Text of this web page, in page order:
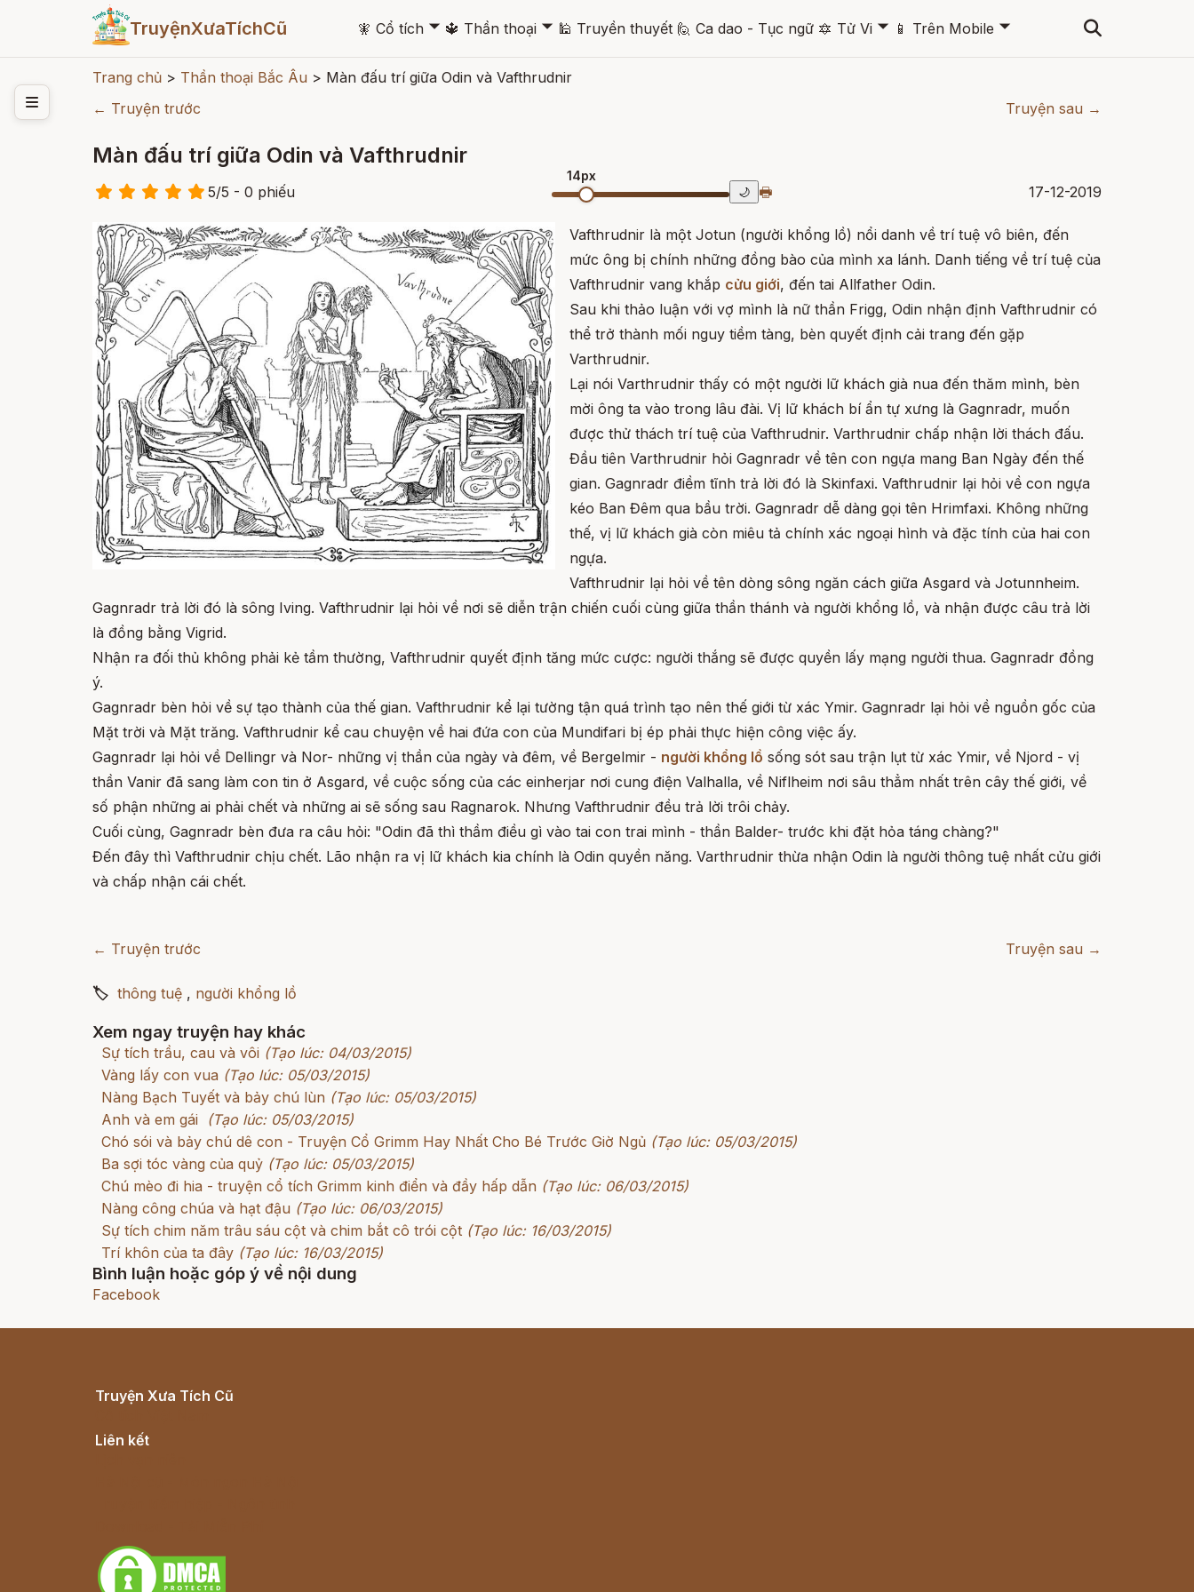
TruyệnXưaTíchCũ 🧚 Cổ tích 🞃 🔱 Thần thoại 🞃 🕌 Truyền thuyết 🙋 Ca dao - Tục ngữ 🔯 Tử Vi 🞃 📱 Trên Mobile 🞃
Trang chủ > Thần thoại Bắc Âu > Màn đấu trí giữa Odin và Vafthrudnir
← Truyện trước
Truyện sau →
Màn đấu trí giữa Odin và Vafthrudnir
5/5 - 0 phiếu
14px
🌙 🖶 17-12-2019
Vafthrudnir là một Jotun (người khổng lồ) nổi danh về trí tuệ vô biên, đến
mức ông bị chính những đồng bào của mình xa lánh. Danh tiếng về trí tuệ của
Vafthrudnir vang khắp cửu giới, đến tai Allfather Odin.
Sau khi thảo luận với vợ mình là nữ thần Frigg, Odin nhận định Vafthrudnir có
thể trở thành mối nguy tiềm tàng, bèn quyết định cải trang đến gặp
Varthrudnir.
Lại nói Varthrudnir thấy có một người lữ khách già nua đến thăm mình, bèn
mời ông ta vào trong lâu đài. Vị lữ khách bí ẩn tự xưng là Gagnradr, muốn
được thử thách trí tuệ của Vafthrudnir. Varthrudnir chấp nhận lời thách đấu.
Đầu tiên Varthrudnir hỏi Gagnradr về tên con ngựa mang Ban Ngày đến thế
gian. Gagnradr điềm tĩnh trả lời đó là Skinfaxi. Vafthrudnir lại hỏi về con ngựa
kéo Ban Đêm qua bầu trời. Gagnradr dễ dàng gọi tên Hrimfaxi. Không những
thế, vị lữ khách già còn miêu tả chính xác ngoại hình và đặc tính của hai con
ngựa.
Vafthrudnir lại hỏi về tên dòng sông ngăn cách giữa Asgard và Jotunnheim.
Gagnradr trả lời đó là sông Iving. Vafthrudnir lại hỏi về nơi sẽ diễn trận chiến cuối cùng giữa thần thánh và người khổng lồ, và nhận được câu trả lời
là đồng bằng Vigrid.
Nhận ra đối thủ không phải kẻ tầm thường, Vafthrudnir quyết định tăng mức cược: người thắng sẽ được quyền lấy mạng người thua. Gagnradr đồng
ý.
Gagnradr bèn hỏi về sự tạo thành của thế gian. Vafthrudnir kể lại tường tận quá trình tạo nên thế giới từ xác Ymir. Gagnradr lại hỏi về nguồn gốc của
Mặt trời và Mặt trăng. Vafthrudnir kể cau chuyện về hai đứa con của Mundifari bị ép phải thực hiện công việc ấy.
Gagnradr lại hỏi về Dellingr và Nor- những vị thần của ngày và đêm, về Bergelmir - người khổng lồ sống sót sau trận lụt từ xác Ymir, về Njord - vị
thần Vanir đã sang làm con tin ở Asgard, về cuộc sống của các einherjar nơi cung điện Valhalla, về Niflheim nơi sâu thẳm nhất trên cây thế giới, về
số phận những ai phải chết và những ai sẽ sống sau Ragnarok. Nhưng Vafthrudnir đều trả lời trôi chảy.
Cuối cùng, Gagnradr bèn đưa ra câu hỏi: "Odin đã thì thầm điều gì vào tai con trai mình - thần Balder- trước khi đặt hỏa táng chàng?"
Đến đây thì Vafthrudnir chịu chết. Lão nhận ra vị lữ khách kia chính là Odin quyền năng. Varthrudnir thừa nhận Odin là người thông tuệ nhất cửu giới
và chấp nhận cái chết.
← Truyện trước Truyện sau →
🏷 thông tuệ , người khổng lồ
Xem ngay truyện hay khác
Sự tích trầu, cau và vôi (Tạo lúc: 04/03/2015)
Vàng lấy con vua (Tạo lúc: 05/03/2015)
Nàng Bạch Tuyết và bảy chú lùn (Tạo lúc: 05/03/2015)
Anh và em gái
(Tạo lúc: 05/03/2015)
Chó sói và bảy chú dê con - Truyện Cổ Grimm Hay Nhất Cho Bé Trước Giờ Ngủ (Tạo lúc: 05/03/2015)
Ba sợi tóc vàng của quỷ (Tạo lúc: 05/03/2015)
Chú mèo đi hia - truyện cổ tích Grimm kinh điển và đầy hấp dẫn (Tạo lúc: 06/03/2015)
Nàng công chúa và hạt đậu (Tạo lúc: 06/03/2015)
Sự tích chim năm trâu sáu cột và chim bắt cô trói cột (Tạo lúc: 16/03/2015)
Trí khôn của ta đây (Tạo lúc: 16/03/2015)
Bình luận hoặc góp ý về nội dung
Facebook
Truyện Xưa Tích Cũ
Liên kết